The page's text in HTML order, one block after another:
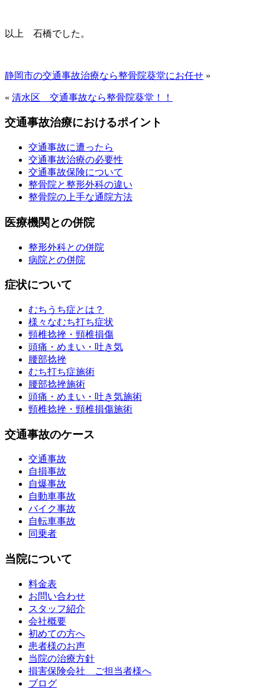
以上 石橋でした。
静岡市の交通事故治療なら整骨院葵堂にお任せ »
« 清水区 交通事故なら整骨院葵堂！！
交通事故治療におけるポイント
交通事故に遭ったら
交通事故治療の必要性
交通事故保険について
整骨院と整形外科の違い
整骨院の上手な通院方法
医療機関との併院
整形外科との併院
病院との併院
症状について
むちうち症とは？
様々なむち打ち症状
頸椎捻挫・頸椎損傷
頭痛・めまい・吐き気
腰部捻挫
むち打ち症施術
腰部捻挫施術
頭痛・めまい・吐き気施術
頸椎捻挫・頸椎損傷施術
交通事故のケース
交通事故
自損事故
自爆事故
自動車事故
バイク事故
自転車事故
同乗者
当院について
料金表
お問い合わせ
スタッフ紹介
会社概要
初めての方へ
患者様のお声
当院の治療方針
損害保険会社 ご担当者様へ
ブログ